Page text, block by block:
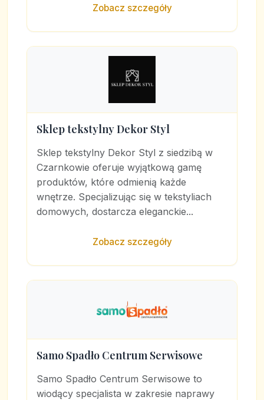
Zobacz szczegóły
Sklep tekstylny Dekor Styl
Sklep tekstylny Dekor Styl z siedzibą w
Czarnkowie oferuje wyjątkową gamę
produktów, które odmienią każde
wnętrze. Specjalizując się w tekstyliach
domowych, dostarcza eleganckie...
Zobacz szczegóły
Samo Spadło Centrum Serwisowe
Samo Spadło Centrum Serwisowe to
wiodący specjalista w zakresie naprawy